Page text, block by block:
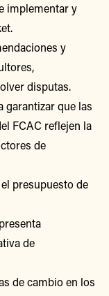
implementar y
y
disputas.
garantizar que las
FCAC reflejen la
de
presupuesto de
de
de cambio en los